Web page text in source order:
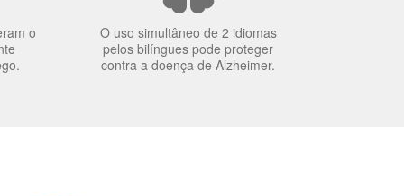
o
O uso simultâneo de 2 idiomas
pelos bilíngues pode proteger
contra a doença de Alzheimer.